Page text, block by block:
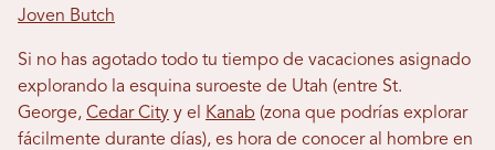
Joven Butch
Si no has agotado todo tu tiempo de vacaciones asignado
explorando la esquina suroeste de Utah (entre St.
George, Cedar City y el Kanab (zona que podrías explorar
fácilmente durante días), es hora de conocer al hombre en